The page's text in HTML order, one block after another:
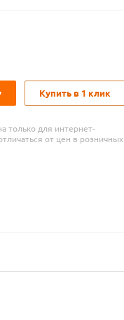
Купить в 1 клик
только для интернет-
от цен в розничных